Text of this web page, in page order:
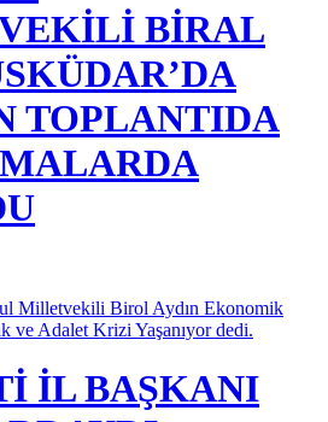
BİRAL
TOPLANTIDA
Milletvekili Birol Aydın Ekonomik
ve Adalet Krizi Yaşanıyor dedi.
İL BAŞKANI